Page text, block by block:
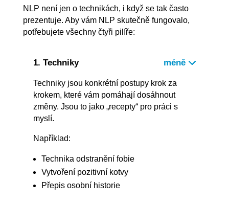
NLP není jen o technikách, i když se tak často
prezentuje. Aby vám NLP skutečně fungovalo,
potřebujete všechny čtyři pilíře:
1. Techniky
Techniky jsou konkrétní postupy krok za
krokem, které vám pomáhají dosáhnout
změny. Jsou to jako „recepty“ pro práci s
myslí.
Například:
Technika odstranění fobie
Vytvoření pozitivní kotvy
Přepis osobní historie